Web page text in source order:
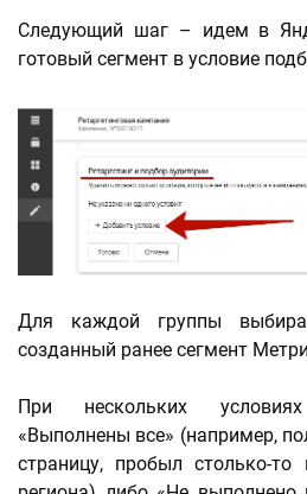
Следующий шаг – идем в
готовый сегмент в условие
Для каждой группы
созданный ранее сегмент
При нескольких
«Выполнены все» (например,
страницу, пробыл столько-то